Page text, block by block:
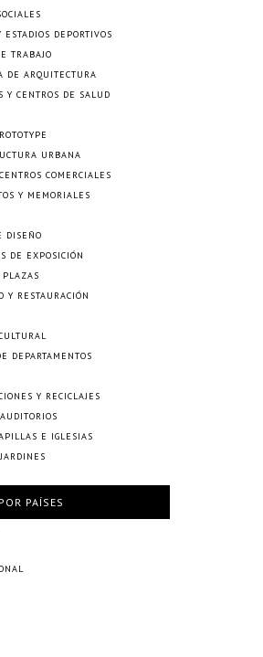
ESTADIOS DEPORTIVOS
TRABAJO
DE ARQUITECTURA
Y CENTROS DE SALUD
URBANA
COMERCIALES
Y MEMORIALES
DISEÑO
DE EXPOSICIÓN
PLAZAS
Y RESTAURACIÓN
DEPARTAMENTOS
Y RECICLAJES
E IGLESIAS
PAÍSES